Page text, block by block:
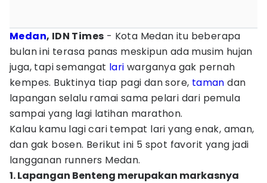
Medan, IDN Times - Kota Medan itu beberapa
bulan ini terasa panas meskipun ada musim hujan
juga, tapi semangat lari warganya gak pernah
kempes. Buktinya tiap pagi dan sore, taman dan
lapangan selalu ramai sama pelari dari pemula
sampai yang lagi latihan marathon.
Kalau kamu lagi cari tempat lari yang enak, aman,
dan gak bosen. Berikut ini 5 spot favorit yang jadi
langganan runners Medan.
1. Lapangan Benteng merupakan markasnya